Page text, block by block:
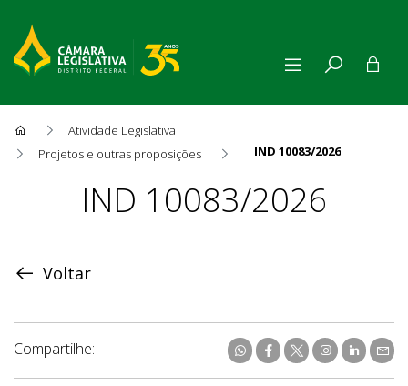
Atividade Legislativa
Projetos e outras proposições
IND 10083/2026
ProposiçãoIND 10083/2026
Voltar
Compartilhe: